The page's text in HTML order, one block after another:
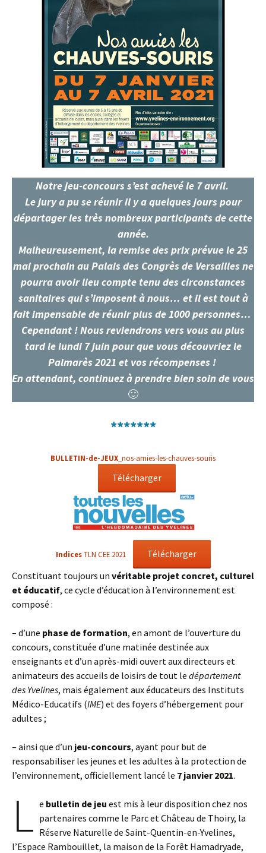
Notre jeu-concours s’est achevé le 7 avril.
Le jury a pu se réunir il y a quelques jours pour
départager les très nombreux participants de cette
année.
Malheureusement, la remise des prix prévue le 25
mai prochain au Palais des Congrès de Versailles ne
pourra avoir lieu compte tenu des circonstances
sanitaires qui s’imposent à nous… et il est tout à
fait impensable de réunir plus de 1000 personnes…
Cependant ! Nous reviendrons vers vous au plus
tard le lundi 7 juin pour que vous découvriez le
Palmarès 2021 et vos récompenses !
En attendant, continuez à prendre bien soin de vous
🙂
*******
BULLETIN-de-JEUX _nos-amies-les-chauves-souris
Télécharger
IndicesTLN CEE 2021
Télécharger
Constituant toujours un véritable projet concret, culturel
et éducatif, ce cycle d’éducation à l’environnement est
composé :
– d’une phase de formation, en amont de l’ouverture du
concours, constituée d’une matinée destinée aux
enseignants et d’un après-midi ouvert aux directeurs et
animateurs des accueils de loisirs de tout le département
des Yvelines, mais également aux éducateurs des Instituts
Médico-Educatifs (IME) et des foyers d’hébergement pour
adultes ;
– ainsi que d’un jeu-concours, ayant pour but de
responsabiliser les jeunes et les adultes à la protection de
l’environnement, officiellement lancé le 7 janvier 2021.
L e bulletin de jeu est mis à leur disposition chez nos
partenaires comme le Parc et Château de Thoiry, la
Réserve Naturelle de Saint-Quentin-en-Yvelines,
l’Espace Rambouillet, la maison de la Forêt Hamadryade,